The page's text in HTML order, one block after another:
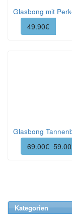
Glasbong mit
49.90€
Glasbong
69.00€
Kategorien